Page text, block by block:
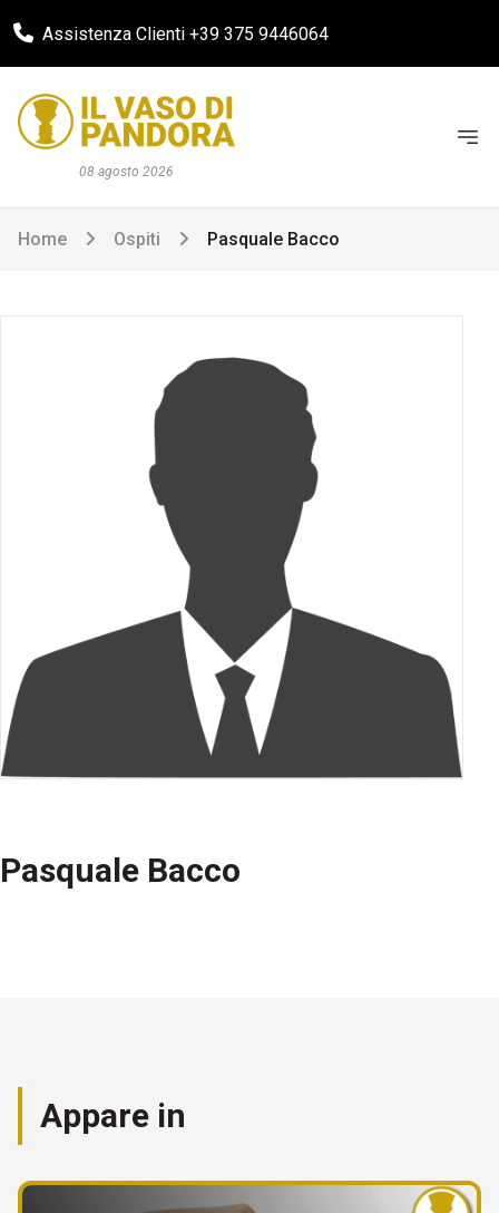
Assistenza Clienti +39 375 9446064
08 agosto 2026
Home Ospiti Pasquale Bacco
Pasquale Bacco
Appare in